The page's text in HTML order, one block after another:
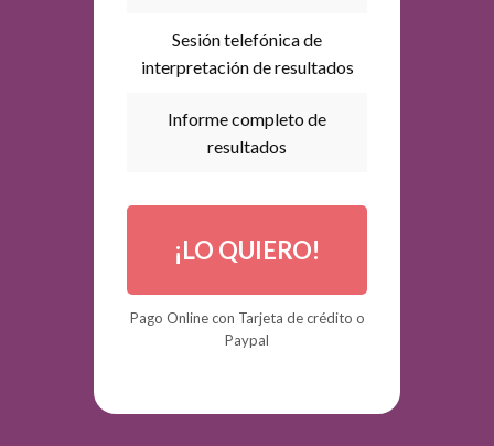
Sesión telefónica de
interpretación de resultados
Informe completo de
resultados
¡LO QUIERO!
Pago Onlinecon Tarjeta de crédito o
Paypal